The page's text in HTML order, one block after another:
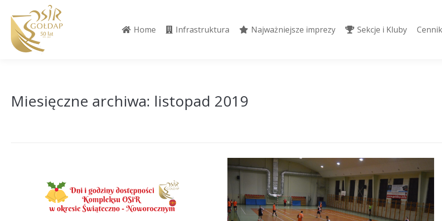
Home Infrastruktura Najważniejsze imprezy Sekcje i Kluby
Miesięczne archiwa: listopad 2019
Home Infrastruktura Najważniejsze imprezy Sekcje i Kluby